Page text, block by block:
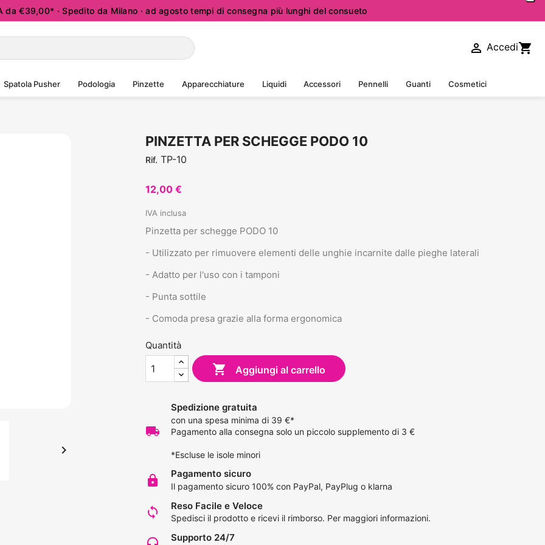
da €39,00* · Spedito da Milano · ad agosto tempi di consegna più lunghi del consueto
 Accedishopping_cart
Spatola Pusher Podologia Pinzette Apparecchiature Liquidi Accessori Pennelli Guanti Cosmetici

PINZETTA PER SCHEGGE PODO 10
Rif. TP-10
12,00 €
IVA inclusa
Pinzetta per schegge PODO 10
- Utilizzato per rimuovere elementi delle unghie incarnite dalle pieghe laterali
- Adatto per l'uso con i tamponi
- Punta sottile
- Comoda presa grazie alla forma ergonomica
Quantità
 Aggiungi al carrello
local_shipping
Spedizione gratuita
con una spesa minima di 39 €*
Pagamento alla consegna solo un piccolo supplemento di 3 €
*Escluse le isole minori
lock Pagamento sicuro
Il pagamento sicuro 100% con PayPal, PayPlug o klarna
loop Reso Facile e Veloce
Spedisci il prodotto e ricevi il rimborso. Per maggiori informazioni.
Supporto 24/7